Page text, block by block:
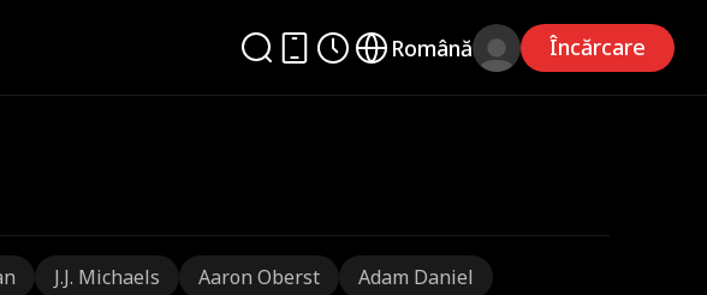
Română Încărcare
J.J. Michaels Aaron Oberst
Adam Daniel